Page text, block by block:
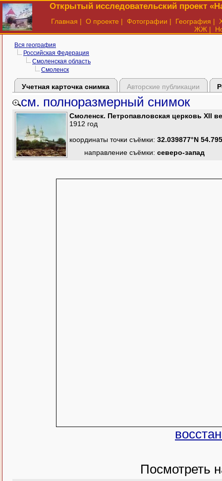
Открытый исследовательский проект
Главная | О проекте | Фотографии | География |
ЖЖ |
Вся география
Российская Федерация
Смоленская область
Смоленск
Учетная карточка снимка Авторские публикации
см. полноразмерный снимок
Смоленск. Петропавловская церковь XII
1912 год
координаты точки съёмки: 32.039877°N
направление съёмки: северо-запад
Посмотреть